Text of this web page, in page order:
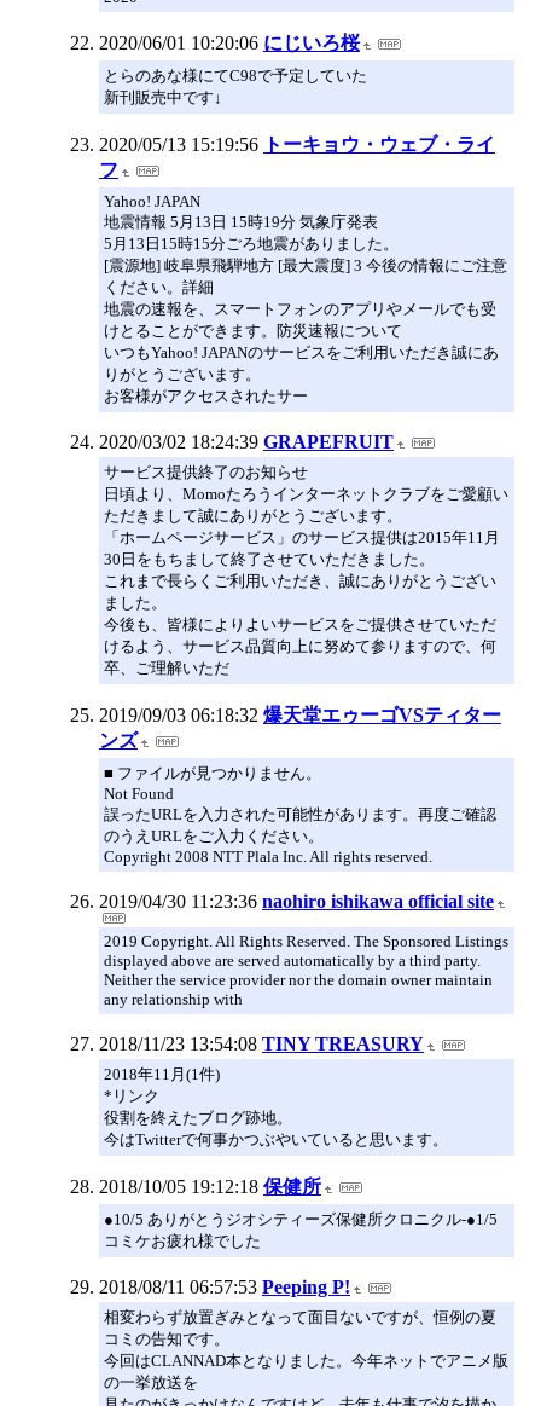
2020/06/01 10:20:06 にじいろ桜
とらのあな様にてC98で予定していた
新刊販売中です↓
2020/05/13 15:19:56
トーキョウ・ウェブ・ライ
フ
Yahoo! JAPAN
地震情報 5月13日 15時19分 気象庁発表
5月13日15時15分ごろ地震がありました。
[震源地] 岐阜県飛騨地方 [最大震度] 3 今後の情報にご注意
ください。詳細
地震の速報を、スマートフォンのアプリやメールでも受
けとることができます。防災速報について
いつもYahoo! JAPANのサービスをご利用いただき誠にあ
りがとうございます。
お客様がアクセスされたサー
2020/03/02 18:24:39 GRAPEFRUIT
サービス提供終了のお知らせ
日頃より、Momoたろうインターネットクラブをご愛顧い
ただきまして誠にありがとうございます。
「ホームページサービス」のサービス提供は2015年11月
30日をもちまして終了させていただきました。
これまで長らくご利用いただき、誠にありがとうござい
ました。
今後も、皆様によりよいサービスをご提供させていただ
けるよう、サービス品質向上に努めて参りますので、何
卒、ご理解いただ
2019/09/03 06:18:32 爆天堂エゥーゴVSティター
ンズ
■ ファイルが見つかりません。
Not Found
誤ったURLを入力された可能性があります。再度ご確認
のうえURLをご入力ください。
Copyright 2008 NTT Plala Inc. All rights reserved.
2019/04/30 11:23:36 naohiro ishikawa official site
2019 Copyright. All Rights Reserved. The Sponsored Listings
displayed above are served automatically by a third party.
Neither the service provider nor the domain owner maintain
any relationship with
2018/11/23 13:54:08 TINY TREASURY
2018年11月(1件)
*リンク
役割を終えたブログ跡地。
今はTwitterで何事かつぶやいていると思います。
2018/10/05 19:12:18 保健所
●10/5 ありがとうジオシティーズ保健所クロニクル-●1/5
コミケお疲れ様でした
2018/08/11 06:57:53 Peeping P!
相変わらず放置ぎみとなって面目ないですが、恒例の夏
コミの告知です。
今回はCLANNAD本となりました。今年ネットでアニメ版
の一挙放送を